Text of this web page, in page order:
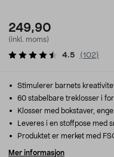
249,90
(inkl. moms)
4.5 (102)
Stimulerer barnets
60 stabelbare treklosser i
Klosser med bokstaver,
Leveres i en stoffpose med
Produktet er merket med
Mer informasjon